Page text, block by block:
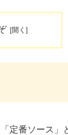
定番ソース」